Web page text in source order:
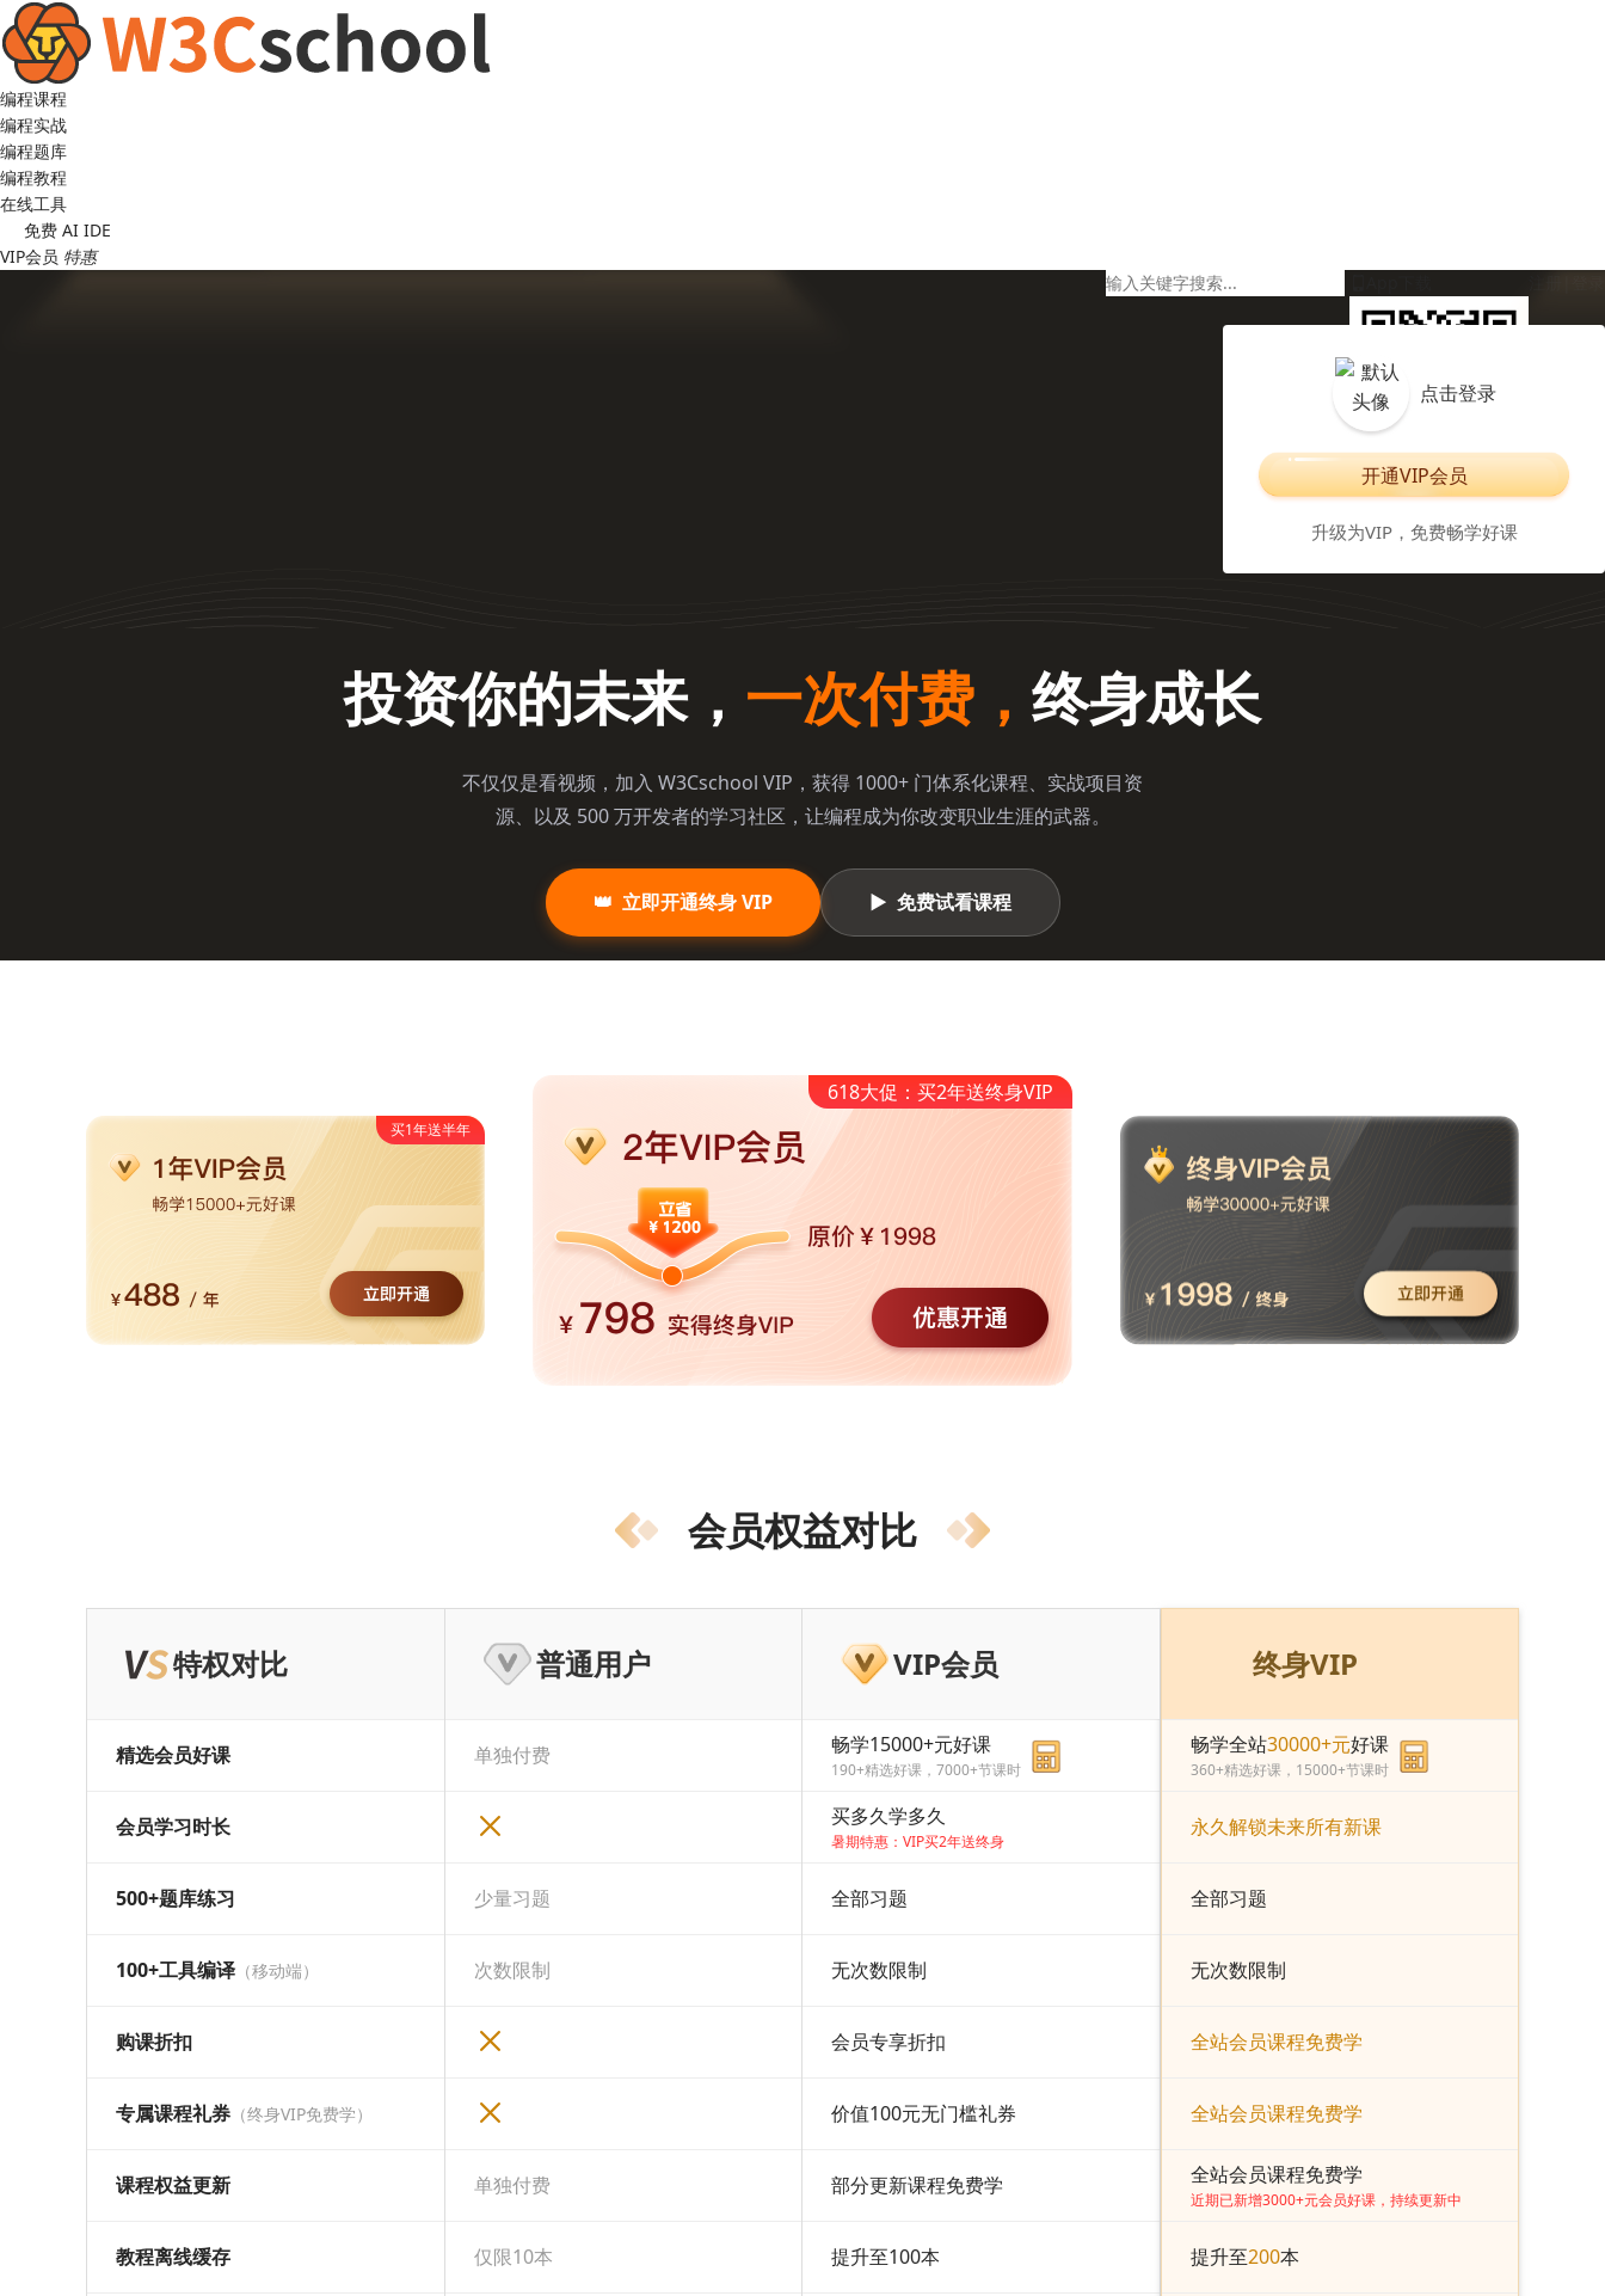
编程课程
编程实战
编程题库
编程教程
在线工具
免费 AI IDE
VIP会员 特惠
扫码下载编程狮APP
点击登录
开通VIP会员
升级为VIP，免费畅学好课
投资你的未来， 一次付费， 终身成长
不仅仅是看视频，加入 W3Cschool VIP，获得 1000+ 门体系化课程、实战项目资
源、以及 500 万开发者的学习社区，让编程成为你改变职业生涯的武器。
👑 立即开通终身 VIP ▶ 免费试看课程
买1年送半年
618大促：买2年送终身VIP
会员权益对比
特权对比
精选会员好课
会员学习时长
500+题库练习
100+工具编译 （移动端）
购课折扣
专属课程礼券 （终身VIP免费学）
课程权益更新
教程离线缓存
普通用户
单独付费
少量习题
次数限制
单独付费
仅限10本
VIP会员
畅学15000+元好课
190+精选好课，7000+节课时
买多久学多久
暑期特惠：VIP买2年送终身
全部习题
无次数限制
会员专享折扣
价值100元无门槛礼券
部分更新课程免费学
提升至100本
终身VIP
畅学全站30000+元好课
360+精选好课，15000+节课时
永久解锁未来所有新课
全部习题
无次数限制
全站会员课程免费学
全站会员课程免费学
全站会员课程免费学
近期已新增3000+元会员好课，持续更新中
提升至200本